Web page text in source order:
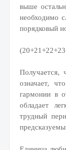
выше
необходимо
порядковый
Получается,
означает,
гармонии в
обладает
трудный